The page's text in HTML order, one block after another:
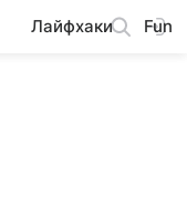
Лайфхаки Fun